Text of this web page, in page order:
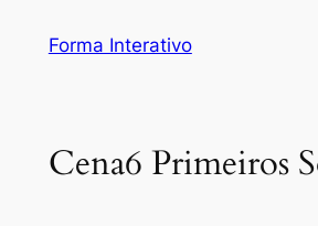
Forma Interativo
Cena6 Primeiros